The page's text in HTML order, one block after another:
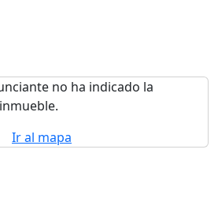
no ha indicado la
Ir al mapa